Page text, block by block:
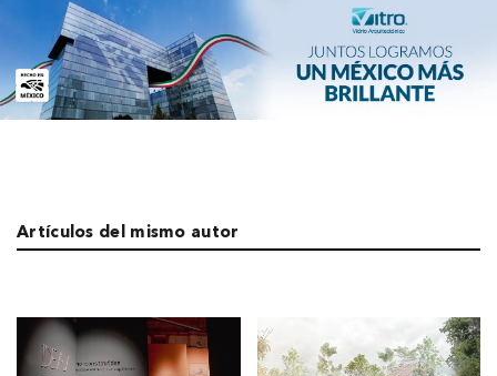
Artículos del mismo autor